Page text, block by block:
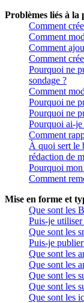
Problèmes liés à la
Comment
Comment
Comment
Comment
Pourquoi ne
sondage ?
Comment
Pourquoi ne
Pourquoi ne
Pourquoi ai-je
Comment
À quoi sert le
rédaction de
Pourquoi mon
Comment
Mise en forme et
Que sont les
Puis-je
Que sont les
Puis-je
Que sont les
Que sont les
Que sont les
Que sont les
Que sont les